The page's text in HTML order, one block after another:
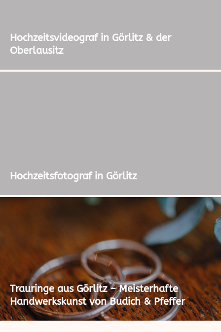
Hochzeitsvideograf in Görlitz & der
Oberlausitz
Hochzeitsfotograf in Görlitz
Trauringe aus Görlitz – Meisterhafte
Handwerkskunst von Budich & Pfeffer